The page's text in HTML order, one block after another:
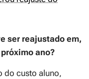
ser reajustado em,
ano?
do custo aluno,